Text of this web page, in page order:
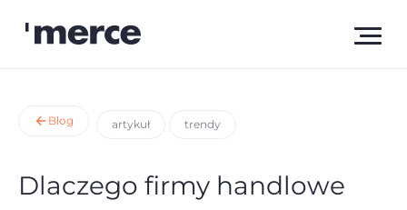
Blog artykuł trendy
Dlaczego firmy handlowe